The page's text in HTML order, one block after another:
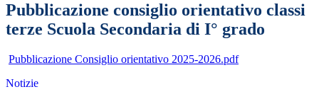
Pubblicazione consiglio orientativo classi
terze Scuola Secondaria di I° grado
Pubblicazione Consiglio orientativo 2025-2026.pdf
Notizie